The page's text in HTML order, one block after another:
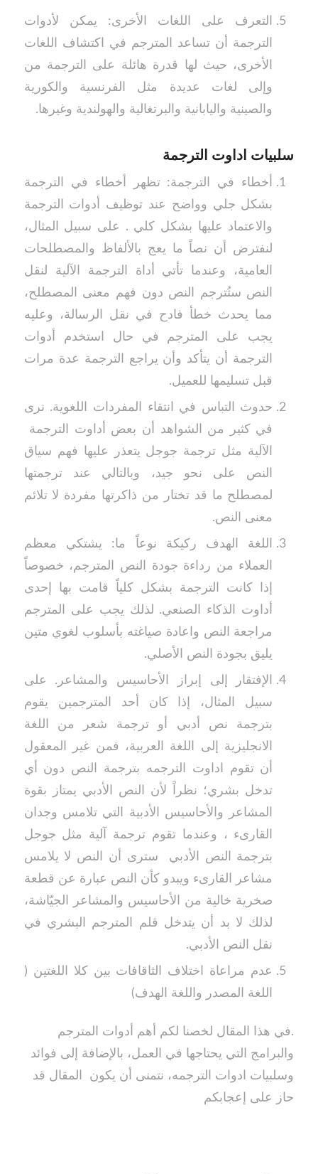
التعرف على اللغات الأخرى: يمكن لأدوات
الترجمة أن تساعد المترجم في اكتشاف اللغات
الأخرى، حيث لها قدرة هائلة على الترجمة من
وإلى لغات عديدة مثل الفرنسية والكورية
والصينية واليابانية والبرتغالية والهولندية وغيرها.
سلبيات اداوت الترجمة
أخطاء في الترجمة: تظهر أخطاء في الترجمة
بشكل جلي وواضح عند توظيف أدوات الترجمة
والاعتماد عليها بشكل كلي . على سبيل المثال،
لنفترض أن نصاً ما يعج بالألفاظ والمصطلحات
العامية، وعندما تأتي أداة الترجمة الآلية لنقل
النص ستُترجم النص دون فهم معنى المصطلح،
مما يحدث خطأ فادح في نقل الرسالة، وعليه
يجب على المترجم في حال استخدم أدوات
الترجمة أن يتأكد وأن يراجع الترجمة عدة مرات
قبل تسليمها للعميل.
حدوث التباس في انتقاء المفردات اللغوية. نرى
في كثير من الشواهد أن بعض أداوت الترجمة
الآلية مثل ترجمة جوجل يتعذر عليها فهم سياق
النص على نحو جيد، وبالتالي عند ترجمتها
لمصطلح ما قد تختار من ذاكرتها مفردة لا تلائم
معنى النص.
اللغة الهدف ركيكة نوعاً ما: يشتكي معظم
العملاء من رداءة جودة النص المترجم، خصوصاً
إذا كانت الترجمة بشكل كلياً قامت بها إحدى
أداوت الذكاء الصنعي. لذلك يجب على المترجم
مراجعة النص واعادة صياغته بأسلوب لغوي متين
يليق بجودة النص الأصلي.
الإفتقار إلى إبراز الأحاسيس والمشاعر. على
سبيل المثال، إذا كان أحد المترجمين يقوم
بترجمة نص أدبي أو ترجمة شعر من اللغة
الانجليزية إلى اللغة العربية، فمن غير المعقول
أن تقوم اداوت الترجمه بترجمة النص دون أي
تدخل بشري؛ نظراً لأن النص الأدبي يمتاز بقوة
المشاعر والأحاسيس الأدبية التي تلامس وجدان
القارىء ، وعندما تقوم ترجمة آلية مثل جوجل
بترجمة النص الأدبي سترى أن النص لا يلامس
مشاعر القارىء ويبدو كأن النص عبارة عن قطعة
صخرية خالية من الأحاسيس والمشاعر الجيّاشة،
لذلك لا بد أن يتدخل قلم المترجم البشري في
نقل النص الأدبي.
عدم مراعاة اختلاف الثاقافات بين كلا اللغتين (
اللغة المصدر واللغة الهدف)
.في هذا المقال لخصنا لكم أهم أدوات المترجم
والبرامج التي يحتاجها في العمل، بالإضافة إلى فوائد
وسلبيات ادوات الترجمه، نتمنى أن يكون المقال قد
حاز على إعجابكم